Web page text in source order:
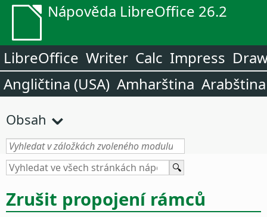
Nápověda LibreOffice 26.2
LibreOffice Writer Calc Impress
Angličtina (USA) Amharština Arabština
Obsah
Zrušit propojení rámců